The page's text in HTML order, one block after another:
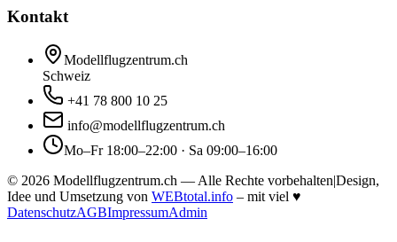
Kontakt
Modellflugzentrum.ch
Schweiz
+41 78 800 10 25
info@modellflugzentrum.ch
Mo–Fr 18:00–22:00 · Sa 09:00–16:00
© 2026 Modellflugzentrum.ch — Alle Rechte vorbehalten|Design,
Idee und Umsetzung von WEBtotal.info – mit viel ♥
DatenschutzAGBImpressumAdmin